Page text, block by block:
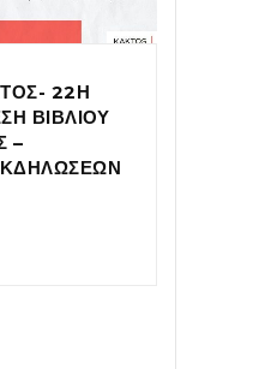
22Η
ΒΙΒΛΙΟΥ
–